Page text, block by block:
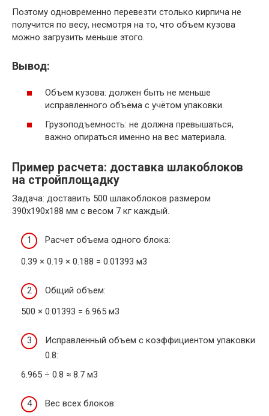
Поэтому одновременно перевезти столько кирпича не
получится по весу, несмотря на то, что объем кузова
можно загрузить меньше этого.
Вывод:
Объем кузова: должен быть не меньше
исправленного объёма с учётом упаковки.
Грузоподъемность: не должна превышаться,
важно опираться именно на вес материала.
Пример расчета: доставка шлакоблоков
на стройплощадку
Задача: доставить 500 шлакоблоков размером
390х190х188 мм с весом 7 кг каждый.
Расчет объема одного блока:
0.39 × 0.19 × 0.188 = 0.01393 м3
Общий объем:
500 × 0.01393 = 6.965 м3
Исправленный объем с коэффициентом упаковки
0.8:
6.965 ÷ 0.8 ≈ 8.7 м3
Вес всех блоков: